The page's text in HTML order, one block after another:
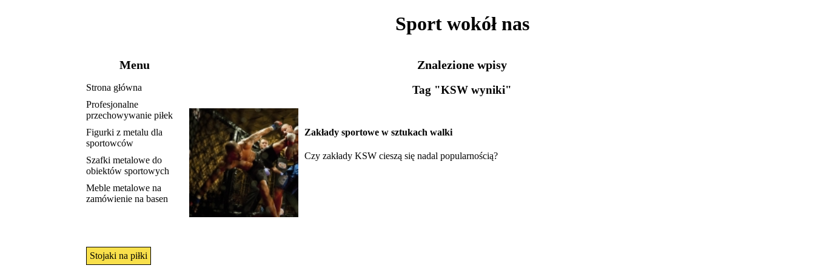
Sport wokół nas
Menu
Strona główna
Profesjonalne
przechowywanie piłek
Figurki z metalu dla
sportowców
Szafki metalowe do
obiektów sportowych
Meble metalowe na
zamówienie na basen
Stojaki na piłki
Znalezione wpisy
Tag "KSW wyniki"
Zakłady sportowe w sztukach walki
Czy zakłady KSW cieszą się nadal popularnością?